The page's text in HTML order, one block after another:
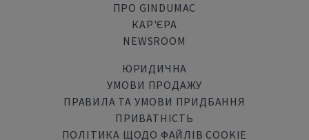
ПРО GINDUMAC
КАР'ЄРА
NEWSROOM
ЮРИДИЧНА
УМОВИ ПРОДАЖУ
ПРАВИЛА ТА УМОВИ ПРИДБАННЯ
ПРИВАТНІСТЬ
ПОЛІТИКА ЩОДО ФАЙЛІВ COOKIE